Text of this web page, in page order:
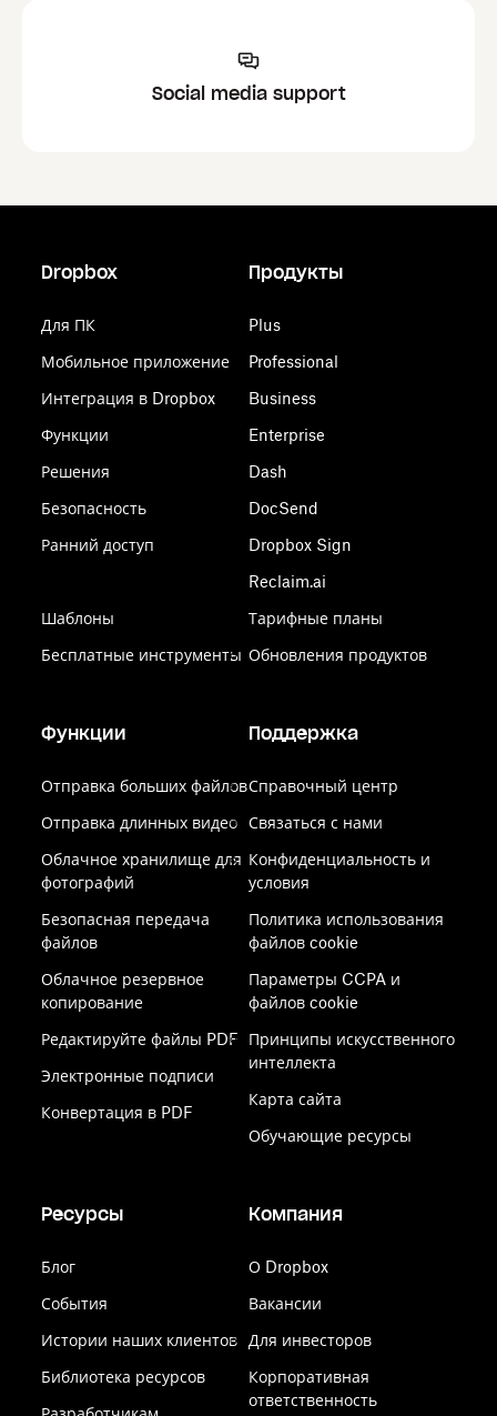
Social media support
Dropbox
Для ПК
Мобильное приложение
Интеграция в Dropbox
Функции
Решения
Безопасность
Ранний доступ
Шаблоны
Бесплатные инструменты
Продукты
Plus
Professional
Business
Enterprise
Dash
DocSend
Dropbox Sign
Reclaim.ai
Тарифные планы
Обновления продуктов
Функции
Отправка больших файлов
Отправка длинных видео
Облачное хранилище для
фотографий
Безопасная передача
файлов
Облачное резервное
копирование
Редактируйте файлы PDF
Электронные подписи
Конвертация в PDF
Поддержка
Справочный центр
Связаться с нами
Конфиденциальность и
условия
Политика использования
файлов cookie
Параметры CCPA и
файлов cookie
Принципы искусственного
интеллекта
Карта сайта
Обучающие ресурсы
Ресурсы
Блог
События
Истории наших клиентов
Библиотека ресурсов
Компания
О Dropbox
Вакансии
Для инвесторов
Корпоративная
ответственность